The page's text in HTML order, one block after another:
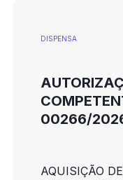
DISPENSA
00266/
AQUISIÇÃO